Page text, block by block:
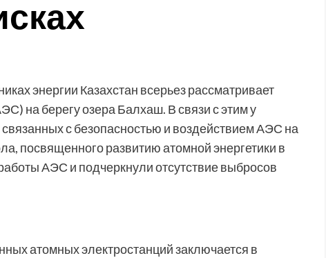
энергии Казахстан всерьез рассматривает
на берегу озера Балхаш. В связи с этим у
с безопасностью и воздействием АЭС на
посвященного развитию атомной энергетики в
АЭС и подчеркнули отсутствие выбросов
атомных электростанций заключается в